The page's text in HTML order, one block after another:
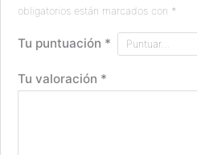
obligatorios están marcados con *
Tu puntuación *
Tu valoración *